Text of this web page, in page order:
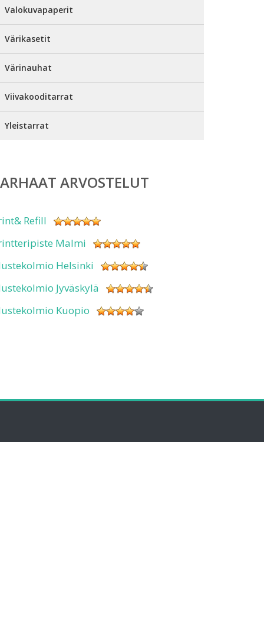
Valokuvapaperit
Värikasetit
Värinauhat
Viivakooditarrat
Yleistarrat
ARVOSTELUT
Refill
Malmi
Helsinki
Jyväskylä
Kuopio